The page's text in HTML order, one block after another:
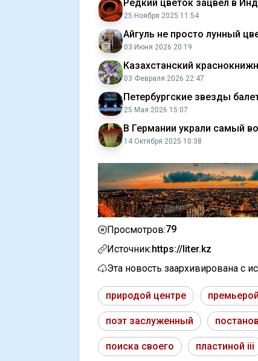
Редкий цветок зацвел в
25 Ноября 2025 11:54
Айгуль не просто лунный
03 Июня 2026 20:19
Казахстанский
03 Февраля 2026 22:47
Петербургские звезды
25 Мая 2026 15:07
В Германии украли самый
14 Октября 2025 10:38
Просмотров:79
Источник:https://liter.kz
Эта новость заархивирована с
природой центре
поэт заслуженный
поиска своего пластиной iii